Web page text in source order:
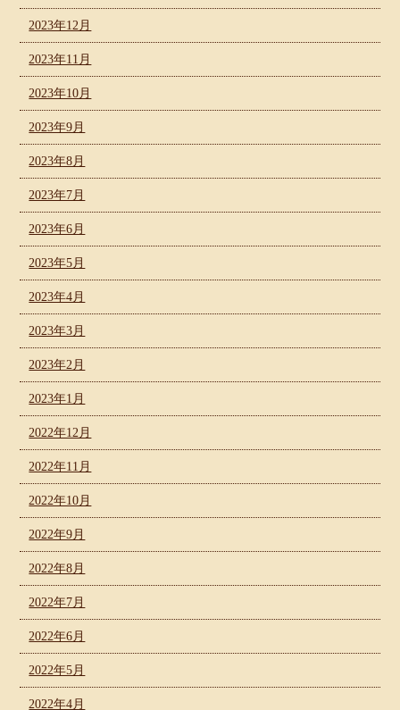
2023年12月
2023年11月
2023年10月
2023年9月
2023年8月
2023年7月
2023年6月
2023年5月
2023年4月
2023年3月
2023年2月
2023年1月
2022年12月
2022年11月
2022年10月
2022年9月
2022年8月
2022年7月
2022年6月
2022年5月
2022年4月